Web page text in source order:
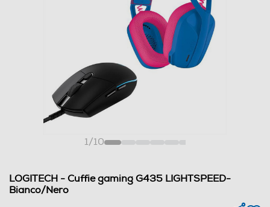
1/10
LOGITECH - Cuffie gaming G435 LIGHTSPEED-
Bianco/Nero